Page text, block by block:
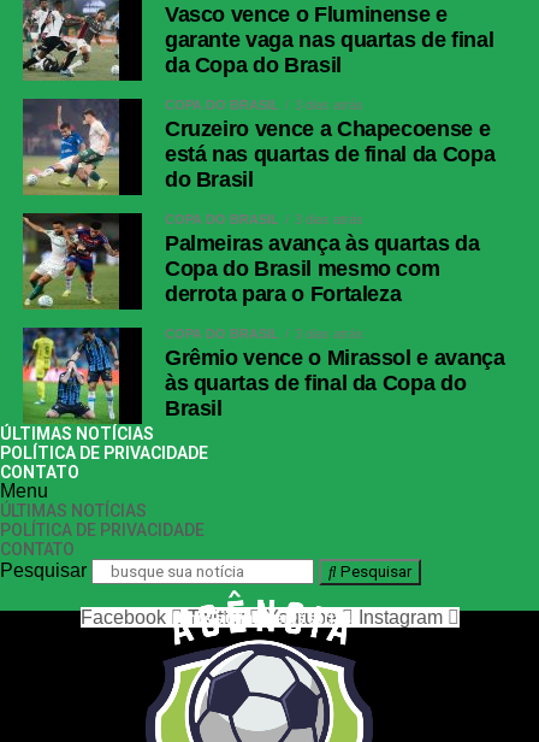
Vasco vence o Fluminense e
garante vaga nas quartas de final
da Copa do Brasil
COPA DO BRASIL 3 dias atrás
Cruzeiro vence a Chapecoense e
está nas quartas de final da Copa
do Brasil
COPA DO BRASIL 3 dias atrás
Palmeiras avança às quartas da
Copa do Brasil mesmo com
derrota para o Fortaleza
COPA DO BRASIL 3 dias atrás
Grêmio vence o Mirassol e avança
às quartas de final da Copa do
Brasil
ÚLTIMAS NOTÍCIAS
POLÍTICA DE PRIVACIDADE
CONTATO
Menu
ÚLTIMAS NOTÍCIAS
POLÍTICA DE PRIVACIDADE
CONTATO
Pesquisar Pesquisar
nos siga nas redes sociais
Facebook Twitter Youtube Instagram